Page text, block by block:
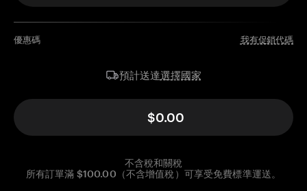
優惠碼 我有促銷代碼
預計送達選擇國家
$0.00
不含稅和關稅
所有訂單滿 $100.00（不含增值稅）可享受免費標準運送。